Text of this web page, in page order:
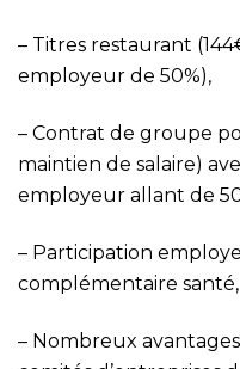
– Titres restaurant
employeur de 50%),
– Contrat de groupe
maintien de salaire)
employeur allant de
– Participation
complémentaire santé,
– Nombreux